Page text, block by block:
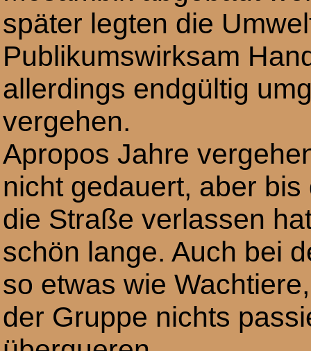
später legten die
Publikumswirksam
allerdings endgültig
vergehen.
Apropos Jahre
nicht gedauert, aber
die Straße verlassen
schön lange. Auch bei
so etwas wie
der Gruppe nichts